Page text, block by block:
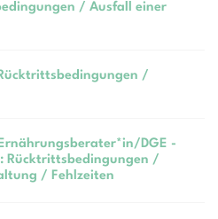
/ Ausfall einer
/
DGE -
Rücktrittsbedingungen /
/ Fehlzeiten